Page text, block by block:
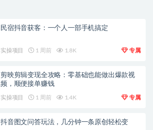
民宿抖音获客：一个人一部手机搞定
实操项目 1 周前 1.8K 专属
剪映剪辑变现全攻略：零基础也能做出爆款视
频，顺便接单赚钱
实操项目 1 周前 1.4K 专属
抖音图文问答玩法，几分钟一条原创轻松变